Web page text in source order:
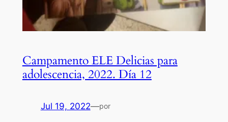
Campamento ELE Delicias para
adolescencia, 2022. Día 12
Jul 19, 2022—por